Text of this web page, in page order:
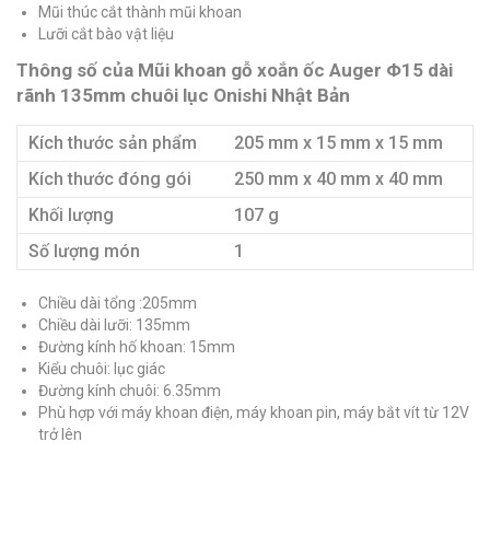
Mũi thúc cắt thành mũi khoan
Lưỡi cắt bào vật liệu
Thông số của Mũi khoan gỗ xoắn ốc Auger Φ15 dài
rãnh 135mm chuôi lục Onishi Nhật Bản
Kích thước sản phẩm
205 mm x 15 mm x 15 mm
Kích thước đóng gói
250 mm x 40 mm x 40 mm
Khối lượng
107 g
Số lượng món
1
Chiều dài tổng :205mm
Chiều dài lưỡi: 135mm
Đường kính hố khoan: 15mm
Kiểu chuôi: lục giác
Đường kính chuôi: 6.35mm
Phù hợp với máy khoan điện, máy khoan pin, máy bắt vít từ 12V
trở lên